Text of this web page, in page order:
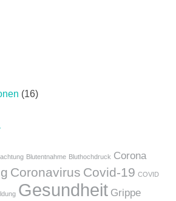
(16)
Blutentnahme Bluthochdruck Corona
Coronavirus Covid-19 COVID
Gesundheit Grippe